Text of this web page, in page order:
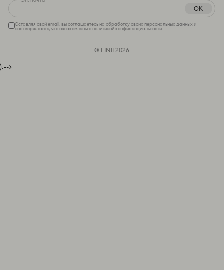
OK
Оставляя свой email, вы соглашаетесь на обработку своих персональных данных и
подтверждаете, что ознакомлены с политикой конфиденциальности
© LINII 2026
).-->